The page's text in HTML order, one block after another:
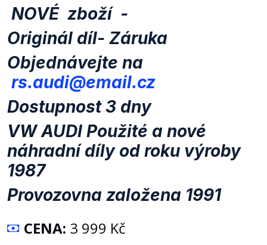
NOVÉ zboží -
Originál díl- Záruka
Objednávejte na
rs.audi@email.cz
Dostupnost 3 dny
VW AUDI Použité a nové
náhradní díly od roku výroby
1987
Provozovna založena 1991
CENA: 3 999 Kč